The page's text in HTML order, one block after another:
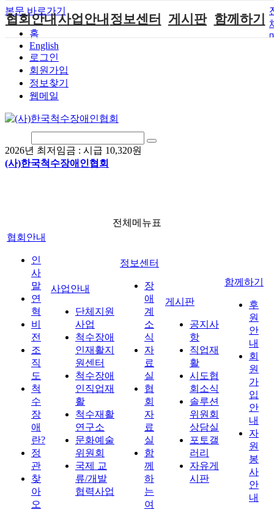
본문 바로가기
홈
English
로그인
회원가입
정보찾기
웹메일
2026년 최저임금 : 시급 10,320원
(사)한국척수장애인협회
협회안내
인사말
연혁
비전
조직도
척수장애란?
찾아오시는길
사업안내
단체지원사업
척수장애인재
활지원센터
척수장애인직
문화예술위원
회
정보센터 게시판 함께하기
전체메뉴표
협회안내
인
사
말
연
혁
비
전
조
직
도
척
수
장
애
란?
정
관
찾
아
오
사업안내
단체지원
사업
척수장애
인재활지
원센터
척수장애
인직업재
활
척수재활
연구소
문화예술
위원회
국제 교
류/개발
협력사업
정보센터
장
애
계
소
식
자
료
실
협
회
자
료
실
함
께
하
는
여
게시판
공지사
항
직업재
활
시도협
회소식
솔루션
위원회
상담실
포토갤
러리
자유게
시판
함께하기
후
원
안
내
회
원
가
입
안
내
자
원
봉
사
안
내